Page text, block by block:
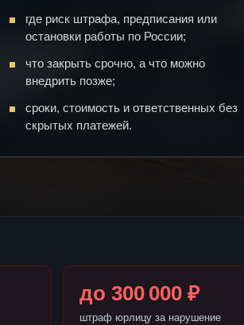
где риск штрафа, предписания или
остановки работы по России;
что закрыть срочно, а что можно
внедрить позже;
сроки, стоимость и ответственных без
скрытых платежей.
до 300 000 ₽
штраф юрлицу за нарушение